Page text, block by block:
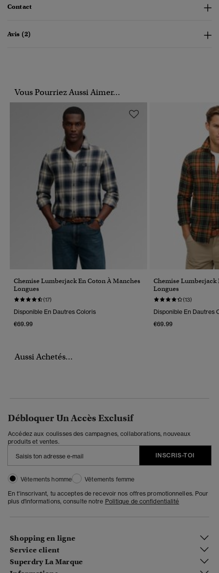
Contact
Avis (2)
Vous Pourriez Aussi Aimer...
Chemise Lumberjack En Coton À Manches
Longues
(17)
Disponible En Dautres Coloris
€69.99
Chemise Lumberjack
Longues
(13)
Disponible En Dautres
€69.99
Aussi Achetés...
Débloquer Un Accès Exclusif
Accédez aux coulisses des campagnes, collaborations, nouveaux
produits et ventes.
INSCRIS-TOI
Vêtements homme
Vêtements femme
En t'inscrivant, tu acceptes de recevoir nos offres promotionnelles. Pour
plus d'informations, consulte notre Politique de confidentialité
Shopping en ligne
Service client
Superdry La Marque